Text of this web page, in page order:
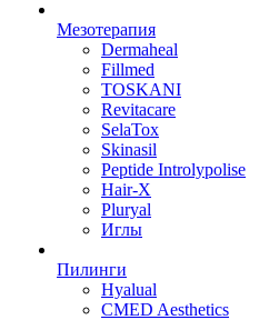
Мезотерапия
Dermaheal
Fillmed
TOSKANI
Revitacare
SelaTox
Skinasil
Peptide Introlypolise
Hair-X
Pluryal
Иглы
Пилинги
Hyalual
CMED Aesthetics